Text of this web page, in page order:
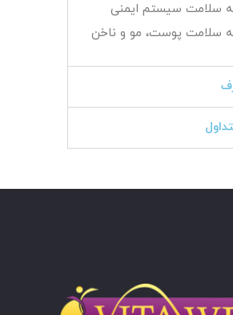
سلامت سیستم ایمنی
سلامت پوست، مو و ناخن